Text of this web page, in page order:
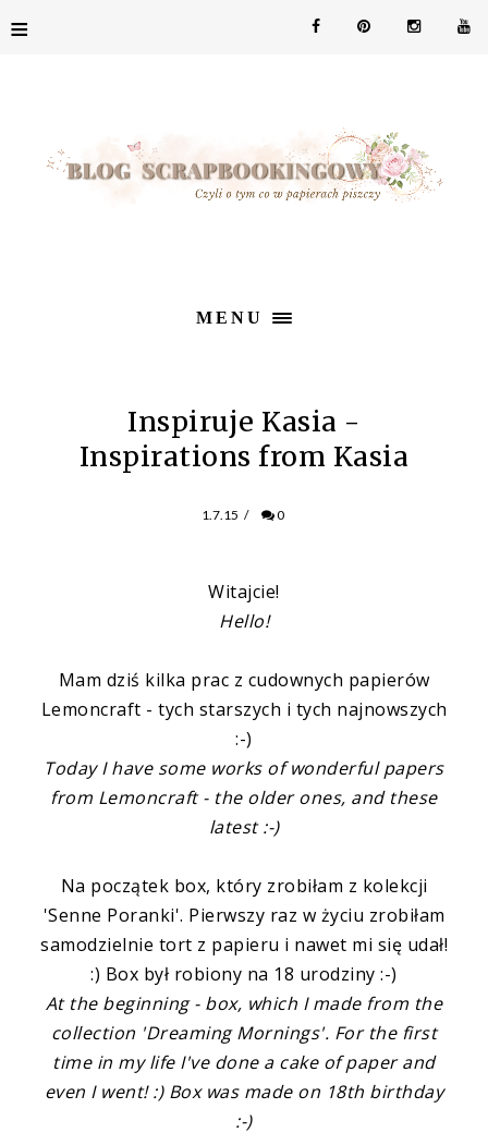
≡
MENU
Inspiruje Kasia -
Inspirations from Kasia
1.7.15 / 0
Witajcie!
Hello!
Mam dziś kilka prac z cudownych papierów
Lemoncraft - tych starszych i tych najnowszych
:-)
Today I have some works of wonderful papers
from Lemoncraft - the older ones, and these
latest :-)
Na początek box, który zrobiłam z kolekcji
'Senne Poranki'. Pierwszy raz w życiu zrobiłam
samodzielnie tort z papieru i nawet mi się udał!
:) Box był robiony na 18 urodziny :-)
At the beginning - box, which I made from the
collection 'Dreaming Mornings'. For the first
time in my life I've done a cake of paper and
even I went! :) Box was made on 18th birthday
:-)